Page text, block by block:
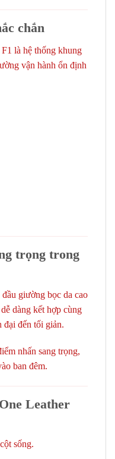
chắn
là hệ thống khung
vận hành ổn định
trọng trong
giường bọc da cao
dàng kết hợp cùng
đại đến tối giản.
nhấn sang trọng,
ban đêm.
Leather
sống.